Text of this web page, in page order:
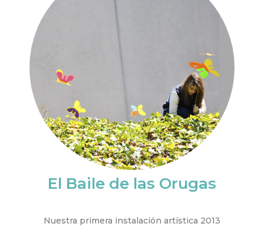
El Baile de las Orugas
Nuestra primera instalación artística 2013